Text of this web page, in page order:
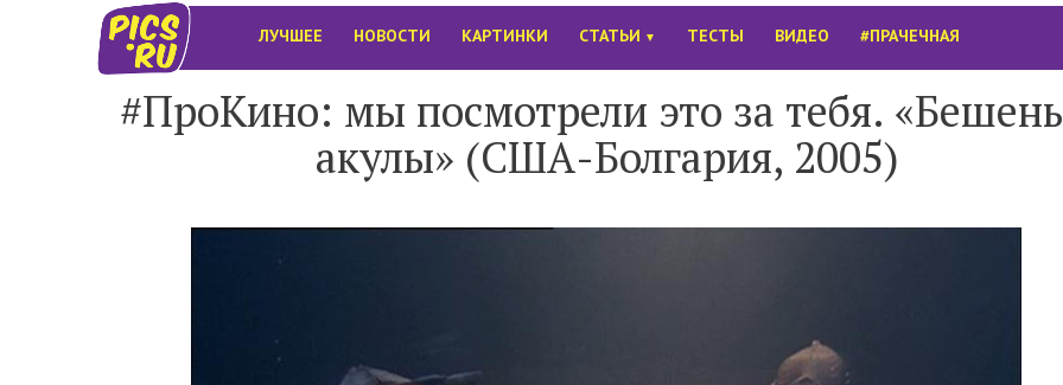
ЛУЧШЕЕ НОВОСТИ КАРТИНКИ СТАТЬИ ▼ ТЕСТЫ ВИДЕО #ПРАЧЕЧНАЯ
#ПроКино: мы посмотрели это за тебя.
акулы» (США-Болгария, 2005)